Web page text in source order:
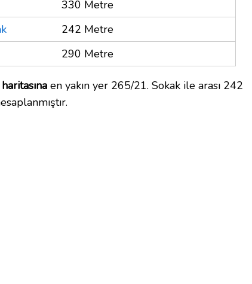
330 Metre
242 Metre
290 Metre
en yakın yer 265/21. Sokak ile arası 242